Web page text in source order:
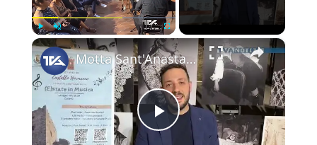
Play Unmute Fullscreen ×
Play
Motta Sant'Anastasia. L'omaggio al tenore mottese Giuseppe Di Stefano nel giorno della sua nascita.